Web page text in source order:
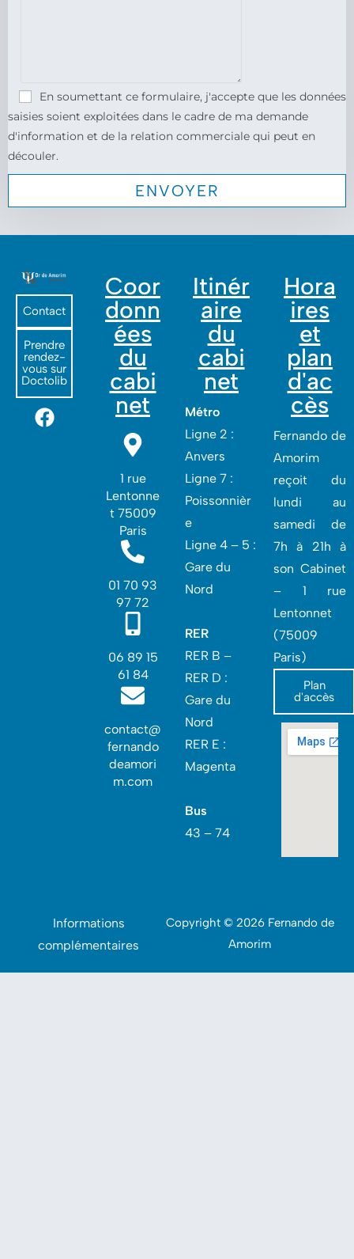
En soumettant ce formulaire, j'accepte que les données
saisies soient exploitées dans le cadre de ma demande
d'information et de la relation commerciale qui peut en
découler.
Contact
Prendre
rendez-
vous sur
Doctolib
Coor
donn
ées
du
cabi
net
1 rue
Lentonne
t 75009
Paris
01 70 93
97 72
06 89 15
61 84
contact@
fernando
deamori
m.com
Itinér
aire
du
cabi
net
Métro
Ligne 2 :
Anvers
Ligne 7 :
Poissonnièr
e
Ligne 4 – 5 :
Gare du
Nord
RER
RER B –
RER D :
Gare du
Nord‎
RER E :
Magenta
Bus
43 – 74
Hora
ires
et
plan
d'ac
cès
Fernando de
Amorim
reçoit du
lundi au
samedi de
7h à 21h à
son Cabinet
– 1 rue
Lentonnet
(75009
Paris)
Plan
d'accès
Informations
complémentaires
Copyright © 2026 Fernando de
Amorim